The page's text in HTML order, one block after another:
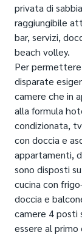
privata di
raggiungibile
bar, servizi,
beach volley.
Per
disparate
camere che in
alla formula
condizionata,
con doccia e
appartamenti,
sono disposti
cucina con
doccia e
camere 4 posti
essere al